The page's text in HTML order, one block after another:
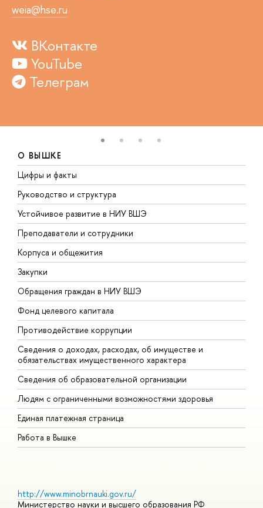
weia@hse.ru
ВКонтакте
YouTube
Телеграм
О ВЫШКЕ
Цифры и факты
Руководство и структура
Устойчивое развитие в НИУ ВШЭ
Преподаватели и сотрудники
Корпуса и общежития
Закупки
Обращения граждан в НИУ ВШЭ
Фонд целевого капитала
Противодействие коррупции
Сведения о доходах, расходах, об имуществе и
обязательствах имущественного характера
Сведения об образовательной организации
Людям с ограниченными возможностями здоровья
Единая платежная страница
Работа в Вышке
http://www.minobrnauki.gov.ru/
Министерство науки и высшего образования РФ